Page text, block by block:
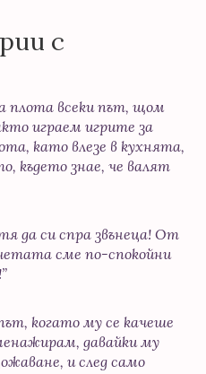
с
плота всеки път, щом
играем игрите за
като влезе в кухнята,
където знае, че валят
да си спра звънеца! От
сме по-спокойни
когато му се качеше
давайки му
и след само